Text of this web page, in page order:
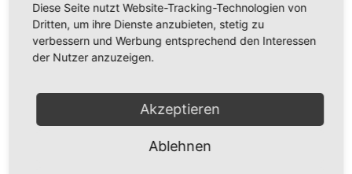
Ertragsrebsorten A-Z
in Deutschland
Rebsorten international
Diese Seite nutzt Website-Tracking-Technologien von
Dritten, um ihre Dienste anzubieten, stetig zu
verbessern und Werbung entsprechend den Interessen
der Nutzer anzuzeigen.
Akzeptieren
Ablehnen